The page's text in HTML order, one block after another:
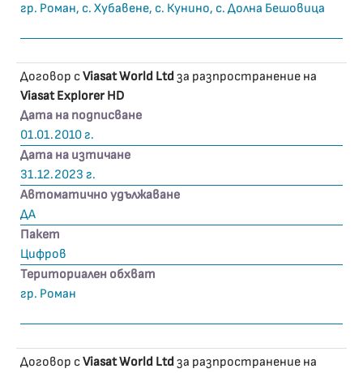
гр. Роман, с. Хубавене, с. Кунино, с. Долна Бешовица
Договор сViasat World Ltdза разпространение на
Viasat Explorer HD
Дата на подписване
01.01.2010 г.
Дата на изтичане
31.12.2023 г.
Автоматично удължаване
ДА
Пакет
Цифров
Териториален обхват
гр. Роман
Договор сViasat World Ltdза разпространение на